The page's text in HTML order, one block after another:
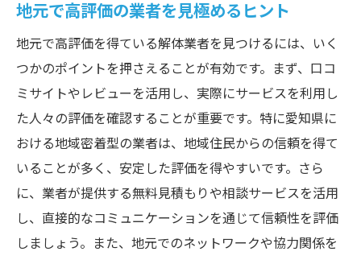
地元で高評価の業者を見極めるヒント
地元で高評価を得ている解体業者を見つけるには、いく
つかのポイントを押さえることが有効です。まず、口コ
ミサイトやレビューを活用し、実際にサービスを利用し
た人々の評価を確認することが重要です。特に愛知県に
おける地域密着型の業者は、地域住民からの信頼を得て
いることが多く、安定した評価を得やすいです。さら
に、業者が提供する無料見積もりや相談サービスを活用
し、直接的なコミュニケーションを通じて信頼性を評価
しましょう。また、地元でのネットワークや協力関係を